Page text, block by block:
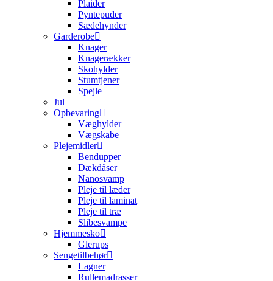
Plaider
Pyntepuder
Sædehynder
Garderobe
Knager
Knagerækker
Skohylder
Stumtjener
Spejle
Jul
Opbevaring
Væghylder
Vægskabe
Plejemidler
Bendupper
Dækdåser
Nanosvamp
Pleje til læder
Pleje til laminat
Pleje til træ
Slibesvampe
Hjemmesko
Glerups
Sengetilbehør
Lagner
Rullemadrasser